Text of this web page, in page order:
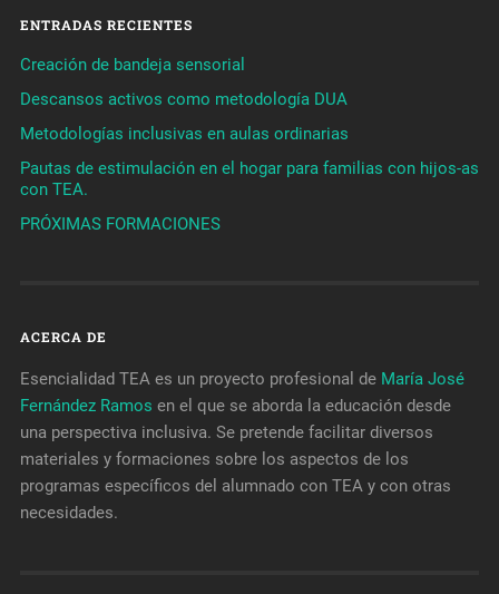
ENTRADAS RECIENTES
Creación de bandeja sensorial
Descansos activos como metodología DUA
Metodologías inclusivas en aulas ordinarias
Pautas de estimulación en el hogar para familias con hijos-as
con TEA.
PRÓXIMAS FORMACIONES
ACERCA DE
Esencialidad TEA es un proyecto profesional de María José
Fernández Ramos en el que se aborda la educación desde
una perspectiva inclusiva. Se pretende facilitar diversos
materiales y formaciones sobre los aspectos de los
programas específicos del alumnado con TEA y con otras
necesidades.